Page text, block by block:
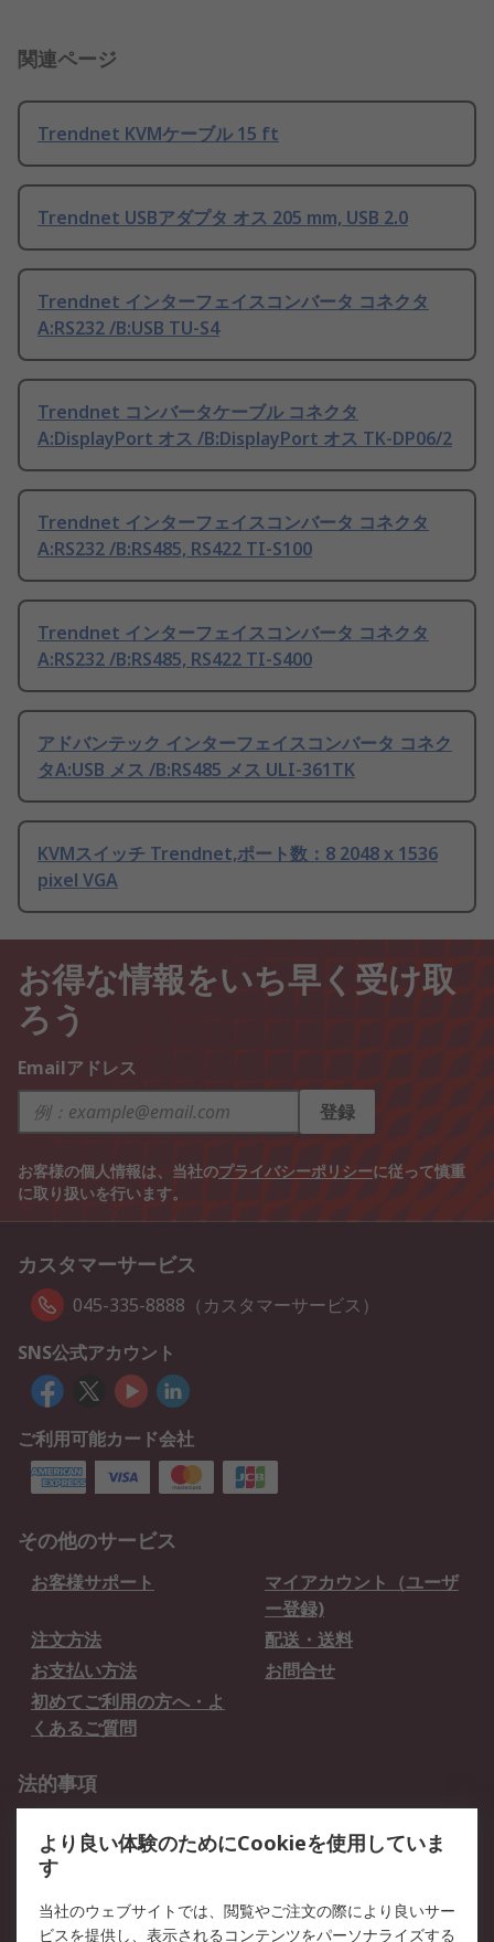
関連ページ
Trendnet KVMケーブル 15 ft
Trendnet USBアダプタ オス 205 mm, USB 2.0
Trendnet インターフェイスコンバータ コネクタ
A:RS232 /B:USB TU-S4
Trendnet コンバータケーブル コネクタ
A:DisplayPort オス /B:DisplayPort オス TK-DP06/2
Trendnet インターフェイスコンバータ コネクタ
A:RS232 /B:RS485, RS422 TI-S100
Trendnet インターフェイスコンバータ コネクタ
A:RS232 /B:RS485, RS422 TI-S400
アドバンテック インターフェイスコンバータ コネク
タA:USB メス /B:RS485 メス ULI-361TK
KVMスイッチ Trendnet,ポート数：8 2048 x 1536
pixel VGA
お得な情報をいち早く受け取
ろう
Emailアドレス
登録
お客様の個人情報は、当社のプライバシーポリシーに従って慎重
に取り扱いを行います。
カスタマーサービス
045-335-8888（カスタマーサービス）
SNS公式アカウント
ご利用可能カード会社
その他のサービス
お客様サポート
マイアカウント（ユーザ
ー登録)
注文方法
配送・送料
お支払い方法
お問合せ
初めてご利用の方へ・よ
くあるご質問
法的事項
クッキーポリシー
RSについて
より良い体験のためにCookieを使用していま
す
当社のウェブサイトでは、閲覧やご注文の際により良いサー
ビスを提供し、表示されるコンテンツをパーソナライズする